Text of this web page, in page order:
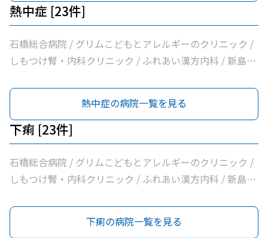
団輝会つばさクリニック / 藤沼医院 / 石川医院 / やの小児
科医院 / 川嶌内科小児科クリニック / 一般社団法人巨樹の
会新上三川病院 / 小口内科小児科医院 / 山﨑医院 / うえの
クリニック / せんば医院 / どんどんまもろうクリニックし
熱中症 [23件]
石橋総合病院 / グリムこどもとアレルギーのクリニック /
しもつけ腎・内科クリニック / ふれあい漢方内科 / 新島内
内科・乳腺クリニック / 島田クリニック / 佐藤内科 / コン
フォート下野クリニック / ふじたクリニック / 医療法人社
団輝会つばさクリニック / 藤沼医院 / 石川医院 / やの小児
科医院 / 川嶌内科小児科クリニック / 一般社団法人巨樹の
会新上三川病院 / 小口内科小児科医院 / 山﨑医院 / うえの
クリニック / せんば医院 / どんどんまもろうクリニックし
熱中症の病院一覧を見る
下痢 [23件]
石橋総合病院 / グリムこどもとアレルギーのクリニック /
しもつけ腎・内科クリニック / ふれあい漢方内科 / 新島内
内科・乳腺クリニック / 島田クリニック / 佐藤内科 / コン
フォート下野クリニック / ふじたクリニック / 医療法人社
下痢の病院一覧を見る